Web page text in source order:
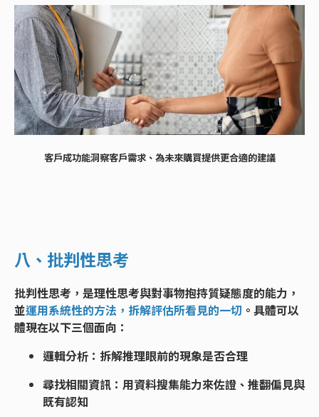
客戶成功能洞察客戶需求、為未來購買提供更合適的建議
八、批判性思考
批判性思考，是理性思考與對事物抱持質疑態度的能力，
並運用系統性的方法，拆解評估所看見的一切 。具體可以
體現在以下三個面向：
邏輯分析：拆解推理眼前的現象是否合理
尋找相關資訊：用資料搜集能力來佐證、推翻偏見與
既有認知